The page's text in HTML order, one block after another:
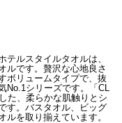
ルスタイルタオルは、
ルです。贅沢な心地良さ
ボリュームタイプで、抜
No.1シリーズです。「CL
た、柔らかな肌触りとシ
す。バスタオル、ビッグ
を取り揃えています。